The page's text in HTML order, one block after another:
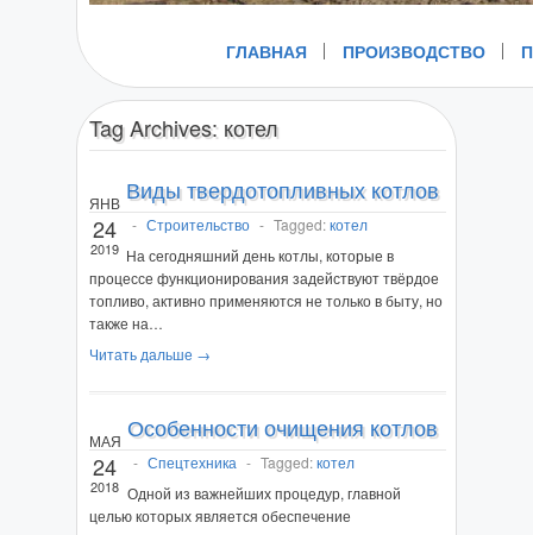
ГЛАВНАЯ ПРОИЗВОДСТВО
Tag Archives: котел
ЯНВ
24
2019
Виды твердотопливных котлов
- Строительство - Tagged:котел
На сегодняшний день котлы, которые в
процессе функционирования задействуют твёрдое
топливо, активно применяются не только в быту, но
также на…
Читать дальше →
МАЯ
24
2018
Особенности очищения котлов
- Спецтехника - Tagged:котел
Одной из важнейших процедур, главной
целью которых является обеспечение